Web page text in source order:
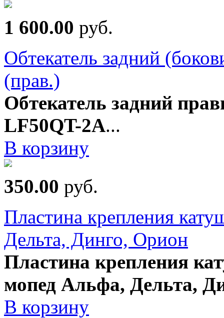
1 600.00 руб.
Обтекатель задний
(прав.)
Обтекатель задний
LF50QT-2A...
В корзину
350.00 руб.
Пластина крепления
Дельта, Динго, Орион
Пластина крепления
мопед Альфа, Дельта,
В корзину